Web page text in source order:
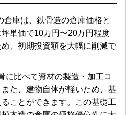
倉庫は、鉄骨造の倉庫価格と
単価で10万円〜20万円程度
、初期投資額を大幅に削減で
に比べて資材の製造・加工コ
た、建物自体が軽いため、基
ことができます。この基礎工